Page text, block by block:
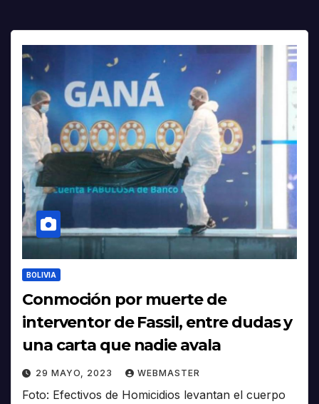
BOLIVIA
Conmoción por muerte de
interventor de Fassil, entre dudas y
una carta que nadie avala
29 MAYO, 2023 WEBMASTER
Foto: Efectivos de Homicidios levantan el cuerpo